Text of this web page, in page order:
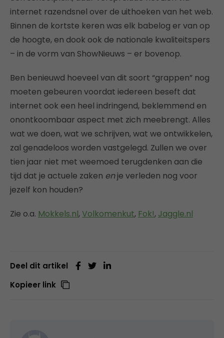
internet razendsnel over de uithoeken van het web.
Binnen de kortste keren was elk babelog er van op
de hoogte, en dook ook de nationale kwaliteitspers
– in de vorm van ShowNieuws – er bovenop.
Ben benieuwd hoeveel van dit soort “grappen” nog
moeten gebeuren voordat iedereen beseft dat
internet ook een heel indringend, beklemmend en
onontkoombaar aspect met zich meebrengt. Alles
wat we doen, wat we schrijven, wat we ontwikkelen,
zal genadeloos worden vastgelegd. Zullen we over
tien jaar niet met weemoed terugdenken aan die
tijd dat je actuele zaken enje verleden nog voor
jezelf kon houden?
Zie o.a. Mokkels.nl,Volkomenkut, Fok!, Jaggle.nl
Deel dit artikel
Kopieer link